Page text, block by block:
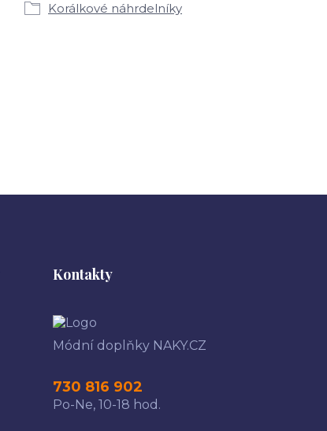
Korálkové náhrdelníky
Kontakty
Módní doplňky NAKY.CZ
730 816 902
Po-Ne, 10-18 hod.